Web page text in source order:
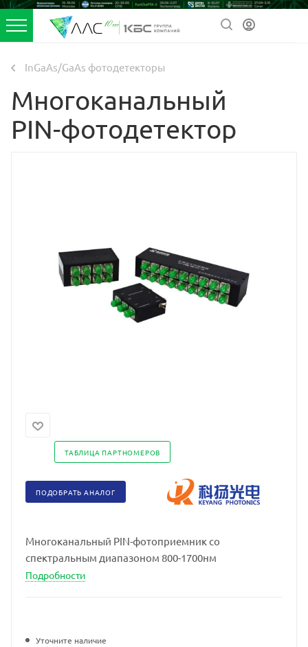
InGaAs/GaAs фотодетекторы
Многоканальный
PIN-фотодетектор
ТАБЛИЦА ПАРТНОМЕРОВ
ПОДОБРАТЬ АНАЛОГ
Многоканальный PIN-фотоприемник со
спектральным диапазоном 800-1700нм
Подробности
Уточните наличие